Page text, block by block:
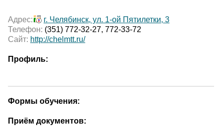
Адрес:
г. Челябинск, ул. 1-ой Пятилетки, 3
Телефон: (351) 772-32-27, 772-33-72
Сайт: http://chelmtt.ru/
Профиль:
Формы обучения:
Приём документов: